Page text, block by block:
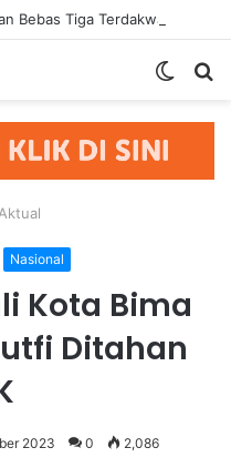
Switch
Aktual
Nasional
Kota Bima
Ditahan
2023 0 2,086